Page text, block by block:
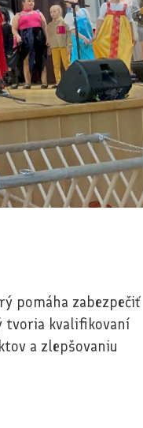
pomáha zabezpečiť
tvoria kvalifikovaní
a zlepšovaniu